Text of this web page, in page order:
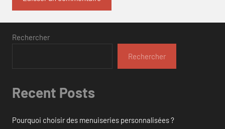
Rechercher
Rechercher
Recent Posts
Pourquoi choisir des menuiseries personnalisées ?